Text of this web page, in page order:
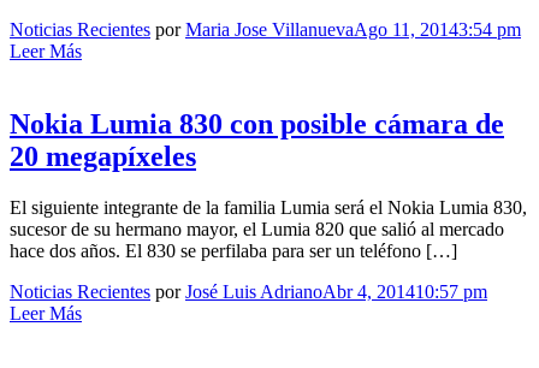
Noticias Recientes porMaria Jose VillanuevaAgo 11, 20143:54 pm
Leer Más
Nokia Lumia 830 con posible cámara de
20 megapíxeles
El siguiente integrante de la familia Lumia será el Nokia Lumia 830,
sucesor de su hermano mayor, el Lumia 820 que salió al mercado
hace dos años. El 830 se perfilaba para ser un teléfono […]
Noticias Recientes porJosé Luis AdrianoAbr 4, 201410:57 pm
Leer Más